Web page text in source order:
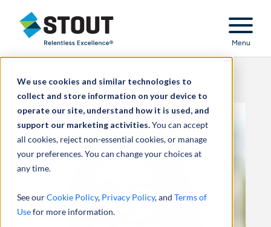
We use cookies and similar technologies to
collect and store information on your device to
operate our site, understand how it is used, and
support our marketing activities.You can accept
all cookies, reject non-essential cookies, or manage
your preferences. You can change your choices at
any time.
See ourCookie Policy, Privacy Policy, and Terms of
Usefor more information.
Stout Relentless Excellence
Menu